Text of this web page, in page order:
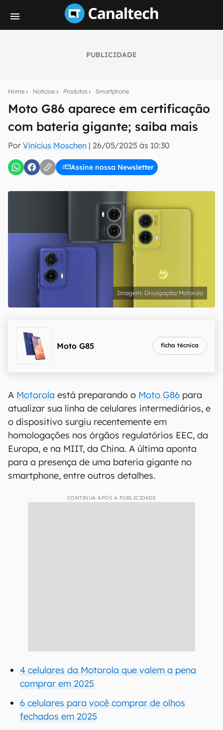
PUBLICIDADE
Home Notícias Produtos Smartphone
Moto G86 aparece em certificação
com bateria gigante; saiba mais
Por Vinícius Moschen | 26/05/2025 às 10:30
Assine nossa Newsletter
notícias e reviews sobre tecnologia em primeira
mão.
E-mail
inscreva-se
Uso e Política de Privacidade do Canaltech.
Divulgação/Motorola
Moto G85 ficha técnica
A Motorola está preparando o Moto G86 para
atualizar sua linha de celulares intermediários, e
o dispositivo surgiu recentemente em
homologações nos órgãos regulatórios EEC, da
Europa, e na MIIT, da China. A última aponta
para a presença de uma bateria gigante no
smartphone, entre outros detalhes.
CONTINUA APÓS A PUBLICIDADE
4 celulares da Motorola que valem a pena
comprar em 2025
6 celulares para você comprar de olhos
fechados em 2025